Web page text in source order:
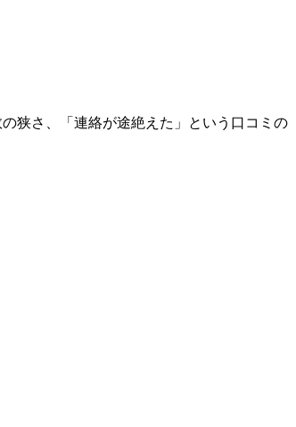
狭さ、「連絡が途絶えた」という口コミの